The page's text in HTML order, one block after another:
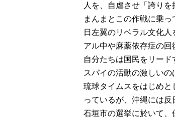
人を、自虐させ「誇りを
まんまとこの作戦に乗
日左翼のリベラル文化人
アル中や麻薬依存症の回
自分たちは国民をリード
スパイの活動の激しいの
琉球タイムスをはじめ
っているが、沖縄には反
石垣市の選挙に於いて